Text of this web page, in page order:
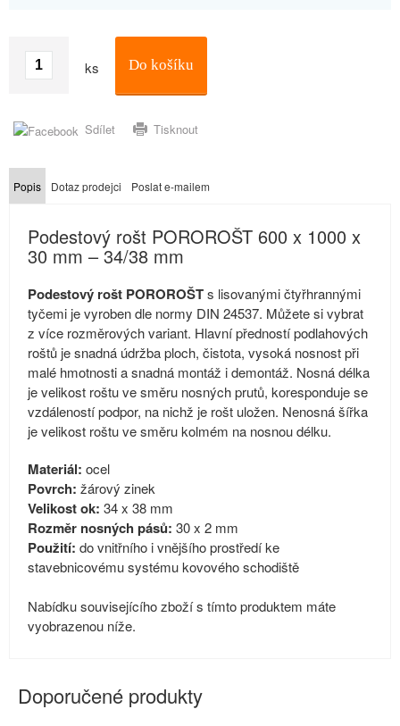
ks Do košíku
Sdílet Tisknout
Popis Dotaz prodejci Poslat e-mailem
Podestový rošt POROROŠT 600 x 1000 x
30 mm – 34/38 mm
Podestový rošt POROROŠTs lisovanými čtyřhrannými
tyčemi je vyroben dle normy DIN 24537. Můžete si vybrat
z více rozměrových variant. Hlavní předností podlahových
roštů je snadná údržba ploch, čistota, vysoká nosnost při
malé hmotnosti a snadná montáž i demontáž. Nosná délka
je velikost roštu ve směru nosných prutů, koresponduje se
vzdáleností podpor, na nichž je rošt uložen. Nenosná šířka
je velikost roštu ve směru kolmém na nosnou délku.
Materiál: ocel
Povrch: žárový zinek
Velikost ok: 34 x 38 mm
Rozměr nosných pásů: 30 x 2 mm
Použití: do vnitřního i vnějšího prostředí ke
stavebnicovému systému kovového schodiště
Nabídku souvisejícího zboží s tímto produktem máte
vyobrazenou níže.
Doporučené produkty